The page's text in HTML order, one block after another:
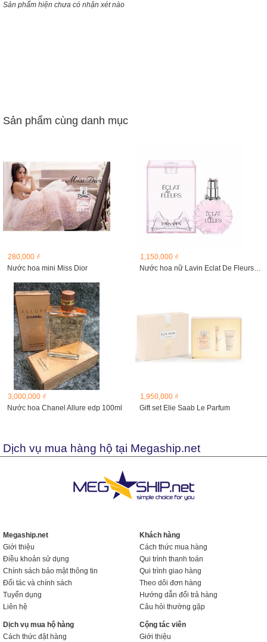
Sản phẩm hiện chưa có nhận xét nào
Sản phẩm cùng danh mục
280,000 ₫
Nước hoa mini Miss Dior
1,150,000 ₫
Nước hoa nữ Lavin Eclat De Fleurs EDP 100ml
3,000,000 ₫
Nước hoa Chanel Allure edp 100ml
1,950,000 ₫
Gift set Elie Saab Le Parfum
Dịch vụ mua hàng hộ tại Megaship.net
Megaship.net
Giới thiệu
Điều khoản sử dụng
Chính sách bảo mật thông tin
Đối tác và chính sách
Tuyển dụng
Liên hệ
Khách hàng
Cách thức mua hàng
Qui trình thanh toán
Qui trình giao hàng
Theo dõi đơn hàng
Hướng dẫn đổi trả hàng
Câu hỏi thường gặp
Dịch vụ mua hộ hàng
Cách thức đặt hàng
Cộng tác viên
Giới thiệu